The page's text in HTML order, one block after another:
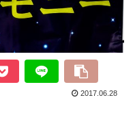
2017.06.28